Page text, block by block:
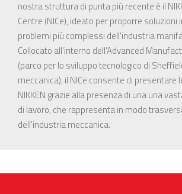
nostra struttura di punta più recente è il
Centre (NICe), ideato per proporre soluzioni
problemi più complessi dell'industria
Collocato all'interno dell'Advanced
(parco per lo sviluppo tecnologico di
meccanica), il NICe consente di presentare
NIKKEN grazie alla presenza di una una
di lavoro, che rappresenta in modo
dell'industria meccanica.